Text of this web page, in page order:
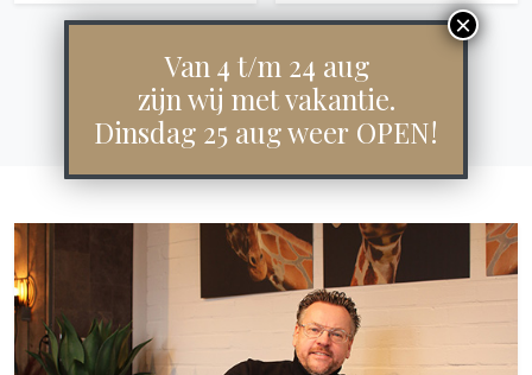
Van 4 t/m 24 aug
zijn wij met vakantie.
Dinsdag 25 aug weer OPEN!